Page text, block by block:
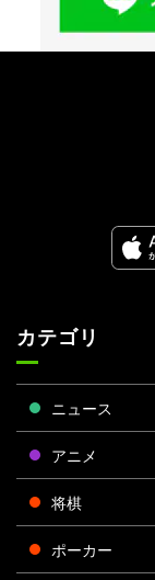
カテゴリ
ニュース
アニメ
将棋
ポーカー